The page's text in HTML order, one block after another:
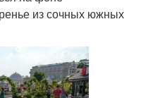
из сочных южных